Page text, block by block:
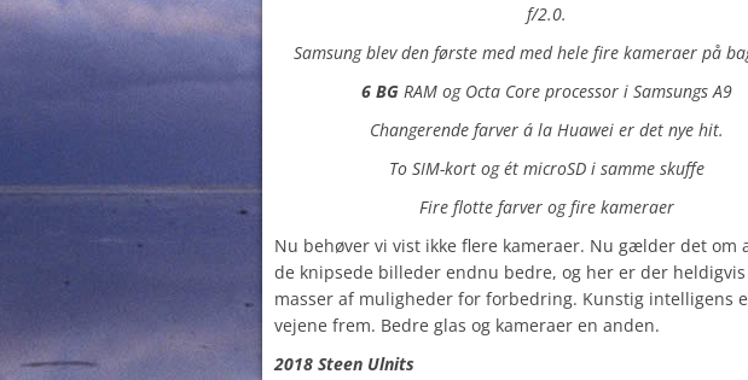
f/2.0.
Samsung blev den første med med hele fire kameraer på
6 BG RAM og Octa Core processor i Samsungs A9
Changerende farver á la Huawei er det nye hit.
To SIM-kort og ét microSD i samme skuffe
Fire flotte farver og fire kameraer
Nu behøver vi vist ikke flere kameraer. Nu gælder det om
de knipsede billeder endnu bedre, og her er der
masser af muligheder for forbedring. Kunstig intelligens
vejene frem. Bedre glas og kameraer en anden.
2018 Steen Ulnits